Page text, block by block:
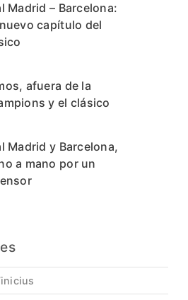
Madrid – Barcelona:
capítulo del
afuera de la
y el clásico
Madrid y Barcelona,
a mano por un